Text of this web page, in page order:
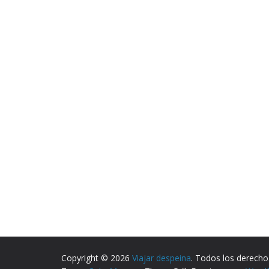
Copyright © 2026 Viajar despeina. Todos los